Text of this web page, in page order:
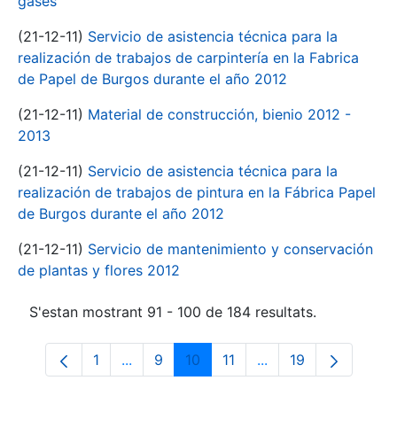
(21-12-11) Servicio de asistencia técnica para la
realización de trabajos de carpintería en la Fabrica
de Papel de Burgos durante el año 2012
(21-12-11) Material de construcción, bienio 2012 -
2013
(21-12-11) Servicio de asistencia técnica para la
realización de trabajos de pintura en la Fábrica Papel
de Burgos durante el año 2012
(21-12-11) Servicio de mantenimiento y conservación
de plantas y flores 2012
S'estan mostrant 91 - 100 de 184 resultats.
Pàgina
1 ...Pàgines intermèdies Utilitzeu TAB per
Pàgina
9 Pàgina
10 Pàgina
11 ...PàginesPàgina
19